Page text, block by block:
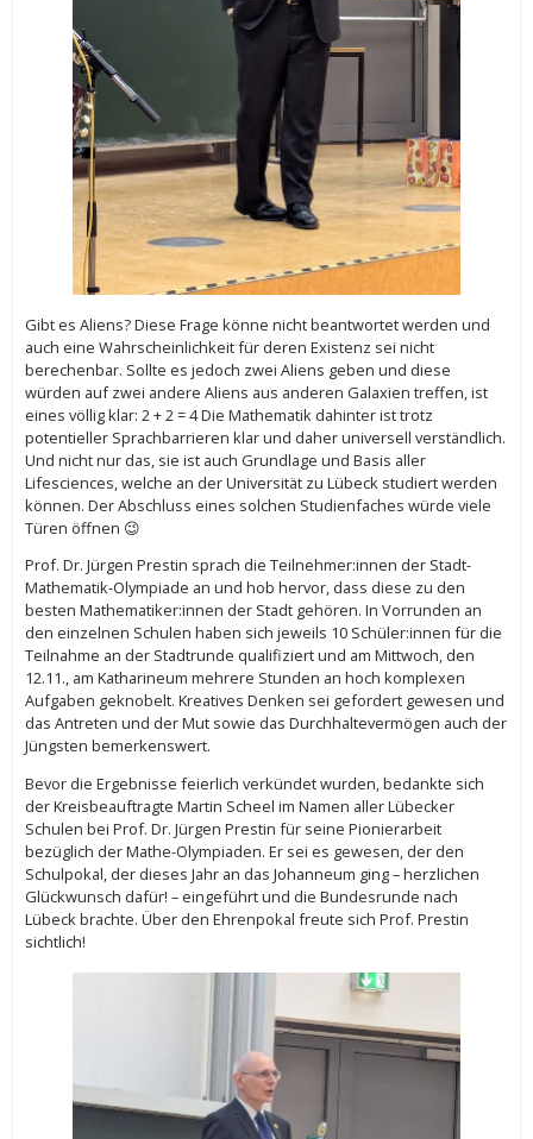
Gibt es Aliens? Diese Frage könne nicht beantwortet werden und
auch eine Wahrscheinlichkeit für deren Existenz sei nicht
berechenbar. Sollte es jedoch zwei Aliens geben und diese
würden auf zwei andere Aliens aus anderen Galaxien treffen, ist
eines völlig klar: 2 + 2 = 4 Die Mathematik dahinter ist trotz
potentieller Sprachbarrieren klar und daher universell verständlich.
Und nicht nur das, sie ist auch Grundlage und Basis aller
Lifesciences, welche an der Universität zu Lübeck studiert werden
können. Der Abschluss eines solchen Studienfaches würde viele
Türen öffnen 😉
Prof. Dr. Jürgen Prestin sprach die Teilnehmer:innen der Stadt-
Mathematik-Olympiade an und hob hervor, dass diese zu den
besten Mathematiker:innen der Stadt gehören. In Vorrunden an
den einzelnen Schulen haben sich jeweils 10 Schüler:innen für die
Teilnahme an der Stadtrunde qualifiziert und am Mittwoch, den
12.11., am Katharineum mehrere Stunden an hoch komplexen
Aufgaben geknobelt. Kreatives Denken sei gefordert gewesen und
das Antreten und der Mut sowie das Durchhaltevermögen auch der
Jüngsten bemerkenswert.
Bevor die Ergebnisse feierlich verkündet wurden, bedankte sich
der Kreisbeauftragte Martin Scheel im Namen aller Lübecker
Schulen bei Prof. Dr. Jürgen Prestin für seine Pionierarbeit
bezüglich der Mathe-Olympiaden. Er sei es gewesen, der den
Schulpokal, der dieses Jahr an das Johanneum ging – herzlichen
Glückwunsch dafür! – eingeführt und die Bundesrunde nach
Lübeck brachte. Über den Ehrenpokal freute sich Prof. Prestin
sichtlich!